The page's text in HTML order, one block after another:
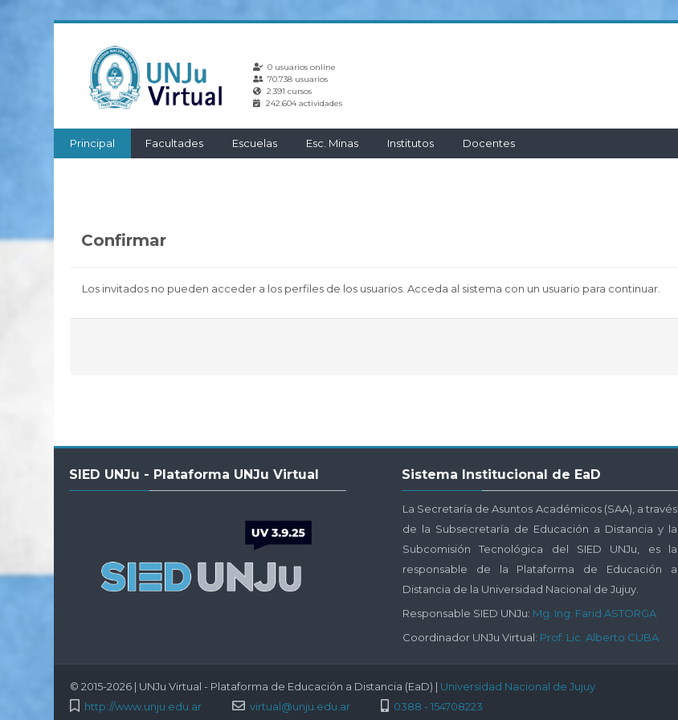
0 usuarios online
70.738 usuarios
2.391 cursos
242.604 actividades
Principal Facultades Escuelas Esc. Minas Institutos Docentes
Confirmar
Los invitados no pueden acceder a los perfiles de los usuarios. Acceda al sistema con un usuario para continuar.
SIED
Virtual
SIED UNJu - Plataforma UNJu Virtual
Sistema
Sistema Institucional de EaD
La Secretaría de Asuntos Académicos (SAA), a través
de la Subsecretaría de Educación a Distancia y la
Subcomisión Tecnológica del SIED UNJu, es la
responsable de la Plataforma de Educación a
Distancia de la Universidad Nacional de Jujuy.
Responsable SIED UNJu: Mg. Ing. Farid ASTORGA
Coordinador UNJu Virtual: Prof. Lic. Alberto CUBA
© 2015-2026 | UNJu Virtual - Plataforma de Educación a Distancia (EaD) | Universidad Nacional de Jujuy
http://www.unju.edu.ar
virtual@unju.edu.ar 0388 - 154708223